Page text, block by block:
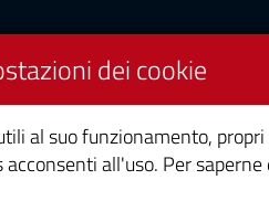
e
dei cookie
al suo funzionamento,
all'uso. Per saperne